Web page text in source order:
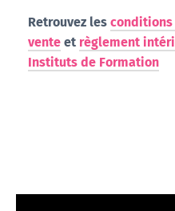
Retrouvez lesconditions
vente et règlement
Instituts de Formation